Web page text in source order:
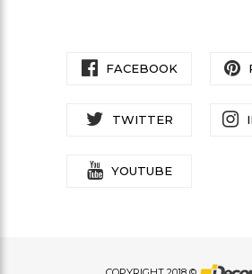
FACEBOOK
TWITTER
YOUTUBE